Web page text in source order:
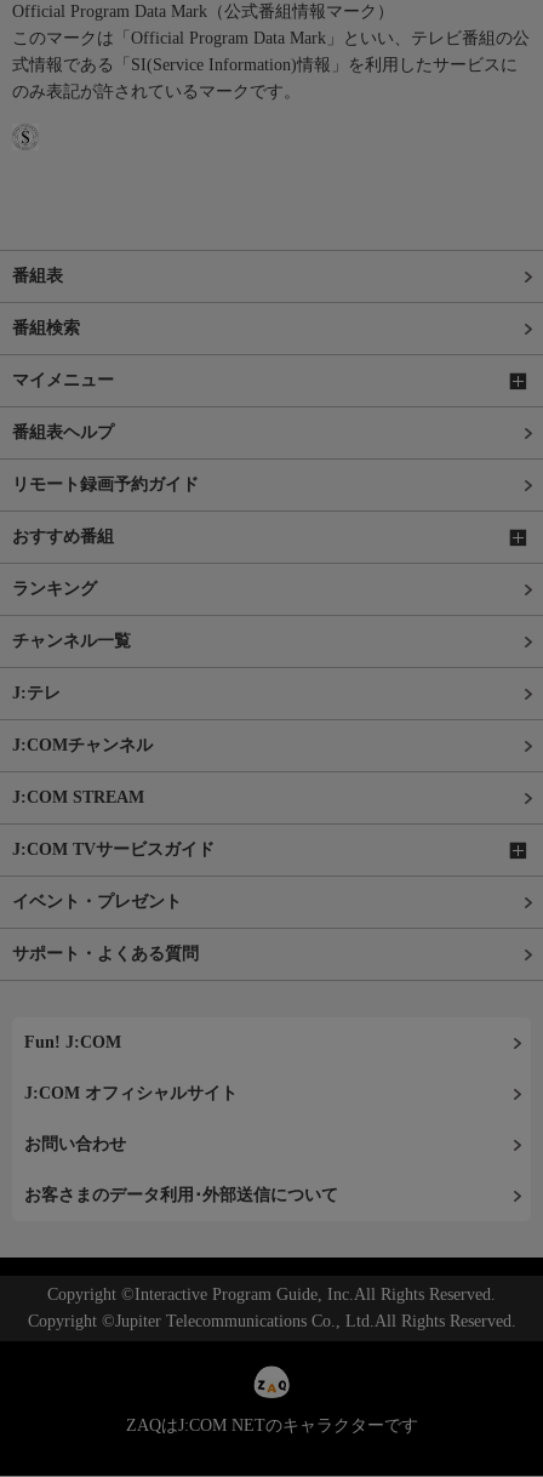
Official Program Data Mark（公式番組情報マーク）
このマークは「Official Program Data Mark」といい、テレビ番組の公
式情報である「SI(Service Information)情報」を利用したサービスに
のみ表記が許されているマークです。
番組表
番組検索
マイメニュー
番組表ヘルプ
リモート録画予約ガイド
おすすめ番組
ランキング
チャンネル一覧
J:テレ
J:COMチャンネル
J:COM STREAM
J:COM TVサービスガイド
イベント・プレゼント
サポート・よくある質問
Fun! J:COM
J:COM オフィシャルサイト
お問い合わせ
お客さまのデータ利用･外部送信について
Copyright ©Interactive Program Guide, Inc.All Rights Reserved.
Copyright ©Jupiter Telecommunications Co., Ltd.All Rights Reserved.
ZAQはJ:COM NETのキャラクターです